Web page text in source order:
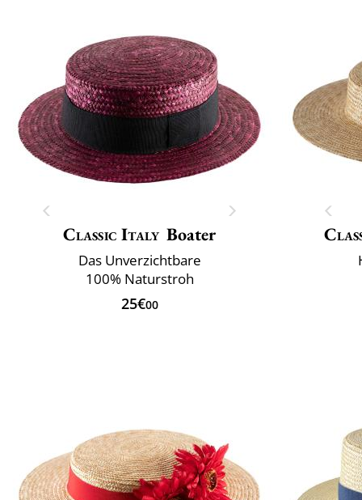
Classic Italy Boater
Das Unverzichtbare
100% Naturstroh
25€00